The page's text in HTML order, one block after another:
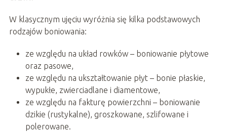
W klasycznym ujęciu wyróżnia się kilka podstawowych
rodzajów boniowania:
ze względu na układ rowków – boniowanie płytowe
oraz pasowe,
ze względu na ukształtowanie płyt – bonie płaskie,
wypukłe, zwierciadlane i diamentowe,
ze względu na fakturę powierzchni – boniowanie
dzikie (rustykalne), groszkowane, szlifowane i
polerowane.